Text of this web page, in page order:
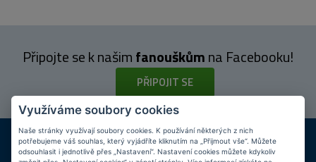
Připojte se k našimfanouškůmna Facebooku!
PŘIPOJIT SE
DOPRAVA ZDARMA
Při nákupu nad 2 000 Kč
KAMENNÉ PRODEJNY
Jsme na trhu více než 10 let
Využíváme soubory cookies
Naše stránky využívají soubory cookies. K používání některých z nich
potřebujeme váš souhlas, který vyjádříte kliknutím na „Přijmout vše“. Můžete
odsouhlasit i jednotlivě přes „Nastavení“. Nastavení cookies můžete kdykoliv